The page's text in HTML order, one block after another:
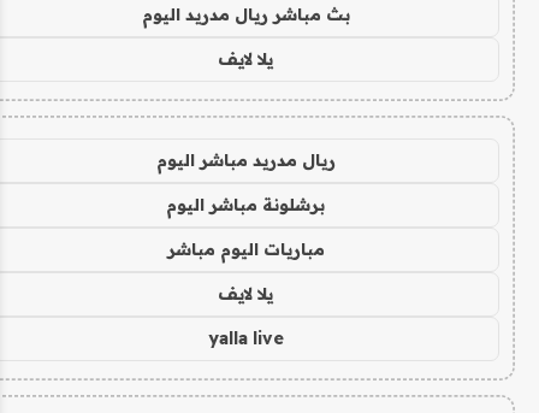
بث مباشر ريال مدريد اليوم
يلا لايف
ريال مدريد مباشر اليوم
برشلونة مباشر اليوم
مباريات اليوم مباشر
يلا لايف
yalla live